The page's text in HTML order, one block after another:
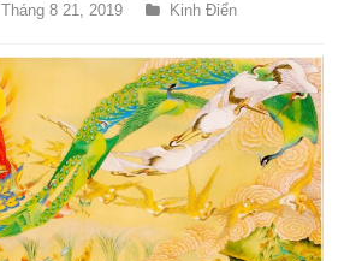
Tháng 8 21, 2019
Kinh Điển